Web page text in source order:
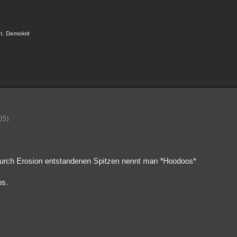
Demokrit
Erosion entstandenen Spitzen nennt man *Hoodoos*